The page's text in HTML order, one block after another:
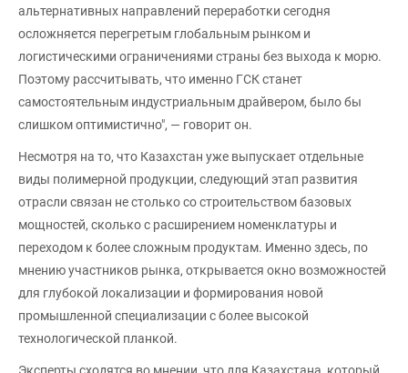
альтернативных направлений переработки сегодня
осложняется перегретым глобальным рынком и
логистическими ограничениями страны без выхода к морю.
Поэтому рассчитывать, что именно ГСК станет
самостоятельным индустриальным драйвером, было бы
слишком оптимистично", — говорит он.
Несмотря на то, что Казахстан уже выпускает отдельные
виды полимерной продукции, следующий этап развития
отрасли связан не столько со строительством базовых
мощностей, сколько с расширением номенклатуры и
переходом к более сложным продуктам. Именно здесь, по
мнению участников рынка, открывается окно возможностей
для глубокой локализации и формирования новой
промышленной специализации с более высокой
технологической планкой.
Эксперты сходятся во мнении, что для Казахстана, который